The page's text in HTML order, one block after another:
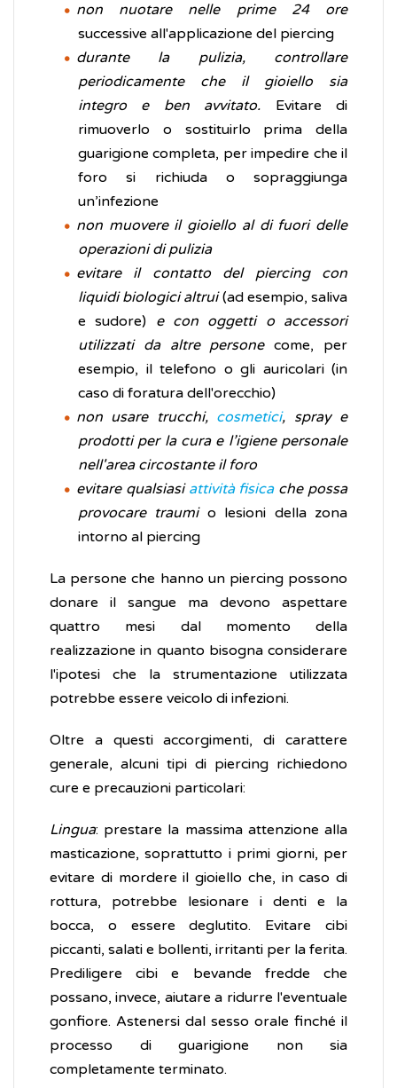
non nuotare nelle prime 24 ore
successive all'applicazione del piercing
durante la pulizia, controllare
periodicamente che il gioiello sia
integro e ben avvitato. Evitare di
rimuoverlo o sostituirlo prima della
guarigione completa, per impedire che il
foro si richiuda o sopraggiunga
un’infezione
non muovere il gioiello al di fuori delle
operazioni di pulizia
evitare il contatto del piercing con
liquidi biologici altrui(ad esempio, saliva
e sudore) e con oggetti o accessori
utilizzati da altre personecome, per
esempio, il telefono o gli auricolari (in
caso di foratura dell'orecchio)
non usare trucchi, cosmetici, spray e
prodotti per la cura e l’igiene personale
nell'area circostante il foro
evitare qualsiasi attività fisicache possa
provocare traumio lesioni della zona
intorno al piercing
La persone che hanno un piercing possono
donare il sangue ma devono aspettare
quattro mesi dal momento della
realizzazione in quanto bisogna considerare
l'ipotesi che la strumentazione utilizzata
potrebbe essere veicolo di infezioni.
Oltre a questi accorgimenti, di carattere
generale, alcuni tipi di piercing richiedono
cure e precauzioni particolari:
Lingua: prestare la massima attenzione alla
masticazione, soprattutto i primi giorni, per
evitare di mordere il gioiello che, in caso di
rottura, potrebbe lesionare i denti e la
bocca, o essere deglutito. Evitare cibi
piccanti, salati e bollenti, irritanti per la ferita.
Prediligere cibi e bevande fredde che
possano, invece, aiutare a ridurre l'eventuale
gonfiore. Astenersi dal sesso orale finché il
processo di guarigione non sia
completamente terminato.